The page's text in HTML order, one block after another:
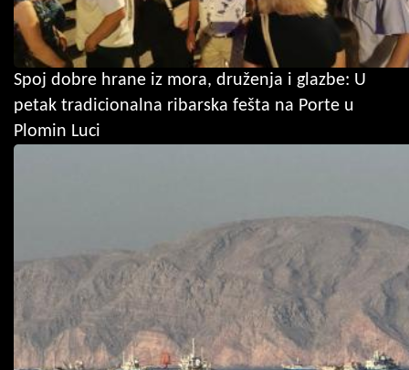
Spoj dobre hrane iz mora, druženja i glazbe: U
petak tradicionalna ribarska fešta na Porte u
Plomin Luci